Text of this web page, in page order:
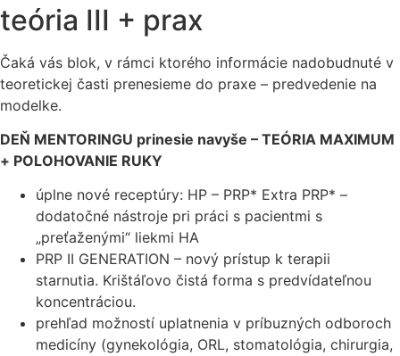
teória III + prax
Čaká vás blok, v rámci ktorého informácie nadobudnuté v
teoretickej časti prenesieme do praxe – predvedenie na
modelke.
DEŇ MENTORINGU prinesie navyše – TEÓRIA MAXIMUM
+ POLOHOVANIE RUKY
úplne nové receptúry: HP – PRP* Extra PRP* –
dodatočné nástroje pri práci s pacientmi s
„preťaženými“ liekmi HA
PRP II GENERATION – nový prístup k terapii
starnutia. Krištáľovo čistá forma s predvídateľnou
koncentráciou.
prehľad možností uplatnenia v príbuzných odboroch
medicíny (gynekológia, ORL, stomatológia, chirurgia,